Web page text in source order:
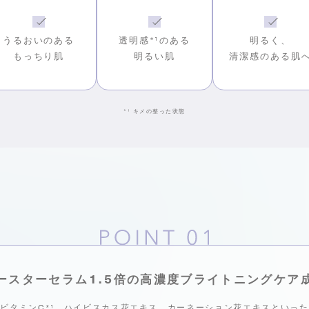
うるおいのある
もっちり肌
透明感*¹のある
明るい肌
明るく、
清潔感のある肌
*¹ キメの整った状態
スターセラム1.5倍の高濃度ブライトニングケア